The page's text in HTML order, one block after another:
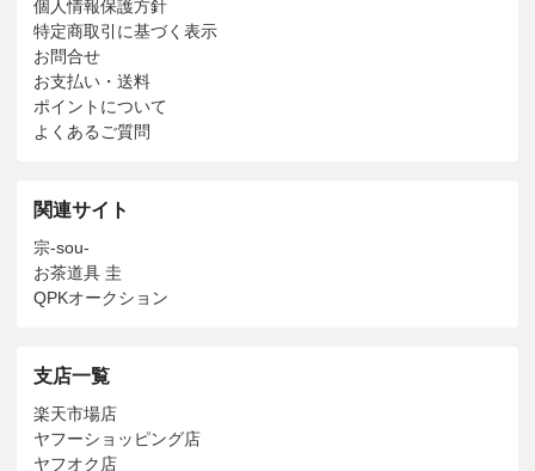
個人情報保護方針
特定商取引に基づく表示
お問合せ
お支払い・送料
ポイントについて
よくあるご質問
関連サイト
宗-sou-
お茶道具 圭
QPKオークション
支店一覧
楽天市場店
ヤフーショッピング店
ヤフオク店